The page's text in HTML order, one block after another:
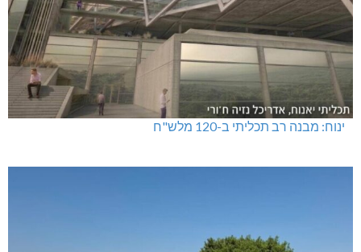
ינוח: מבנה רב תכליתי ב-120 מלש"ח